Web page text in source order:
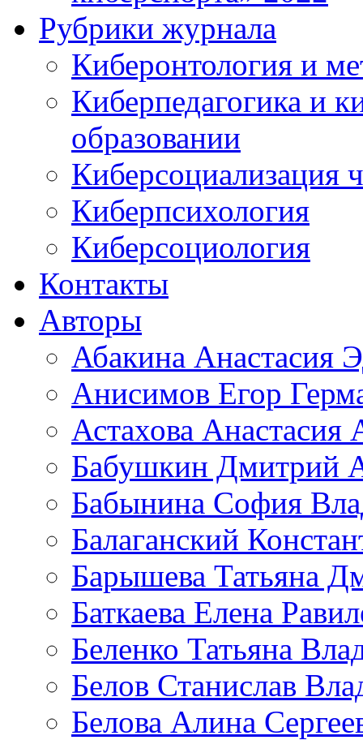
Рубрики журнала
Киберонтология и
Киберпедагогика и
образовании
Киберсоциализация
Киберпсихология
Киберсоциология
Контакты
Авторы
Абакина Анастасия
Анисимов Егор
Астахова Анастасия
Бабушкин Дмитрий
Бабынина София
Балаганский
Барышева Татьяна
Баткаева Елена
Беленко Татьяна
Белов Станислав
Белова Алина